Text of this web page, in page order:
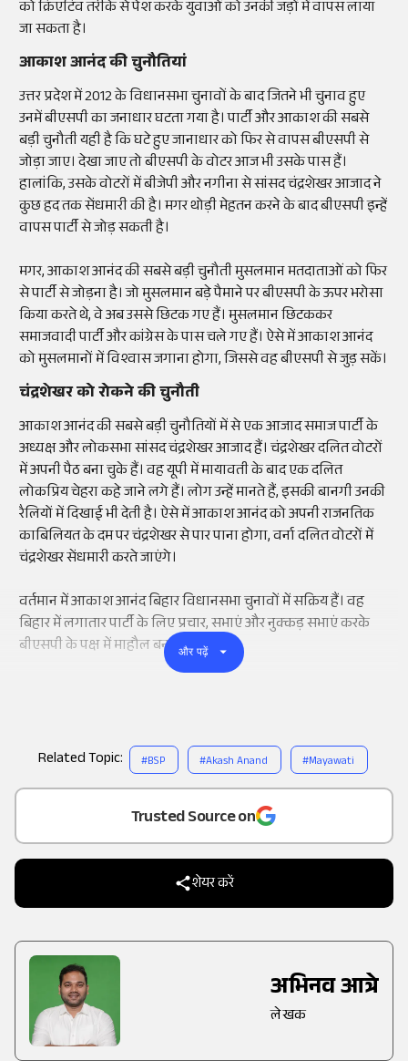
Add
as a
Trusted Source on
शेयर करें
अभिनव आत्रे
लेखक
को क्रिएटिव तरीके से पेश करके युवाओं को उनकी जड़ों में वापस लाया
जा सकता है।
आकाश आनंद की चुनौतियां
उत्तर प्रदेश में 2012 के विधानसभा चुनावों के बाद जितने भी चुनाव हुए
उनमें बीएसपी का जनाधार घटता गया है। पार्टी और आकाश की सबसे
बड़ी चुनौती यही है कि घटे हुए जानाधार को फिर से वापस बीएसपी से
जोड़ा जाए। देखा जाए तो बीएसपी के वोटर आज भी उसके पास हैं।
हालांकि, उसके वोटरों में बीजेपी और नगीना से सांसद चंद्रशेखर आजाद ने
कुछ हद तक सेंधमारी की है। मगर थोड़ी मेहतन करने के बाद बीएसपी इन्हें
वापस पार्टी से जोड़ सकती है।
मगर, आकाश आनंद की सबसे बड़ी चुनौती मुसलमान मतदाताओं को फिर
से पार्टी से जोड़ना है। जो मुसलमान बड़े पैमाने पर बीएसपी के ऊपर भरोसा
किया करते थे, वे अब उससे छिटक गए हैं। मुसलमान छिटककर
समाजवादी पार्टी और कांग्रेस के पास चले गए हैं। ऐसे में आकाश आनंद
को मुसलमानों में विश्वास जगाना होगा, जिससे वह बीएसपी से जुड़ सकें।
चंद्रशेखर को रोकने की चुनौती
आकाश आनंद की सबसे बड़ी चुनौतियों में से एक आजाद समाज पार्टी के
अध्यक्ष और लोकसभा सांसद चंद्रशेखर आजाद हैं। चंद्रशेखर दलित वोटरों
में अपनी पैठ बना चुके हैं। वह यूपी में मायावती के बाद एक दलित
लोकप्रिय चेहरा कहे जाने लगे हैं। लोग उन्हें मानते हैं, इसकी बानगी उनकी
रैलियों में दिखाई भी देती है। ऐसे में आकाश आनंद को अपनी राजनतिक
काबिलियत के दम पर चंद्रशेखर से पार पाना होगा, वर्ना दलित वोटरों में
चंद्रशेखर सेंधमारी करते जाएंगे।
वर्तमान में आकाश आनंद बिहार विधानसभा चुनावों में सक्रिय हैं। वह
बिहार में लगातार पार्टी के लिए प्रचार, सभाएं और नुक्कड़ सभाएं करके
बीएसपी के पक्ष में माहौल बना रहे हैं।
और पढ़ें
Related Topic: #BSP #Akash Anand #Mayawati